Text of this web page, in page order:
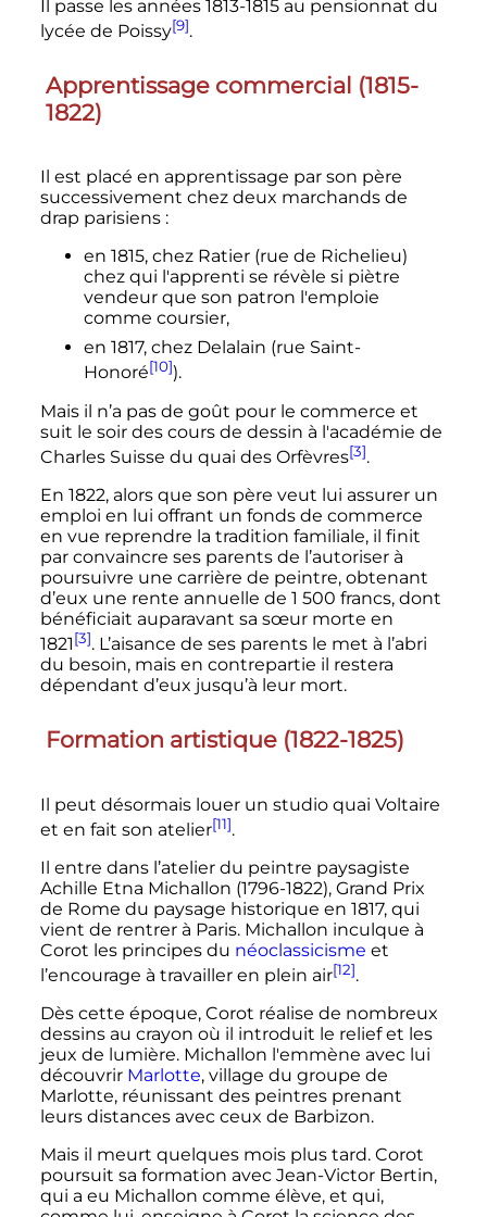
Il passe les années 1813-1815 au pensionnat du
lycée de Poissy[9].
Apprentissage commercial (1815-
1822)
Il est placé en apprentissage par son père
successivement chez deux marchands de
drap parisiens :
en 1815, chez Ratier (rue de Richelieu)
chez qui l'apprenti se révèle si piètre
vendeur que son patron l'emploie
comme coursier,
en 1817, chez Delalain (rue Saint-
Honoré[10]).
Mais il n’a pas de goût pour le commerce et
suit le soir des cours de dessin à l'académie de
Charles Suisse du quai des Orfèvres[3].
En 1822, alors que son père veut lui assurer un
emploi en lui offrant un fonds de commerce
en vue reprendre la tradition familiale, il finit
par convaincre ses parents de l’autoriser à
poursuivre une carrière de peintre, obtenant
d’eux une rente annuelle de 1 500 francs, dont
bénéficiait auparavant sa sœur morte en
1821[3]. L’aisance de ses parents le met à l’abri
du besoin, mais en contrepartie il restera
dépendant d’eux jusqu’à leur mort.
Formation artistique (1822-1825)
Il peut désormais louer un studio quai Voltaire
et en fait son atelier[11].
Il entre dans l’atelier du peintre paysagiste
Achille Etna Michallon (1796-1822), Grand Prix
de Rome du paysage historique en 1817, qui
vient de rentrer à Paris. Michallon inculque à
Corot les principes du néoclassicisme et
l’encourage à travailler en plein air[12].
Dès cette époque, Corot réalise de nombreux
dessins au crayon où il introduit le relief et les
jeux de lumière. Michallon l'emmène avec lui
découvrir Marlotte, village du groupe de
Marlotte, réunissant des peintres prenant
leurs distances avec ceux de Barbizon.
Mais il meurt quelques mois plus tard. Corot
poursuit sa formation avec Jean-Victor Bertin,
qui a eu Michallon comme élève, et qui,